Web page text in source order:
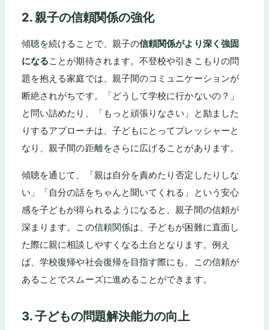
2. 親子の信頼関係の強化
傾聴を続けることで、親子の信頼関係がより深く強固
になることが期待されます。不登校や引きこもりの問
題を抱える家庭では、親子間のコミュニケーションが
断絶されがちです。「どうして学校に行かないの？」
と問い詰めたり、「もっと頑張りなさい」と励ました
りするアプローチは、子どもにとってプレッシャーと
なり、親子間の距離をさらに広げることがあります。
傾聴を通じて、「親は自分を責めたり否定したりしな
い」「自分の話をちゃんと聞いてくれる」という安心
感を子どもが得られるようになると、親子間の信頼が
深まります。この信頼関係は、子どもが困難に直面し
た際に親に相談しやすくなる土台となります。例え
ば、学校復帰や社会復帰を目指す際にも、この信頼が
あることでスムーズに進めることができます。
3. 子どもの問題解決能力の向上